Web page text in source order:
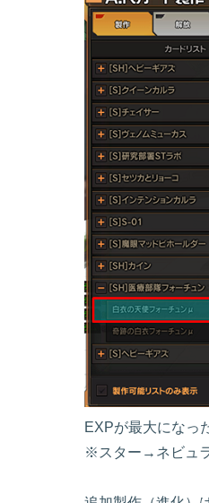
EXPが最大になっ
※スター→ネビュ